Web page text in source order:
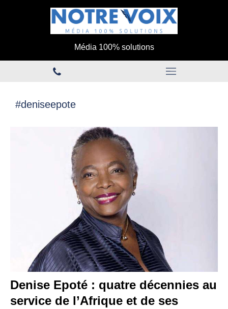
Média 100% solutions
#deniseepote
Denise Epoté : quatre décennies au
service de l’Afrique et de ses